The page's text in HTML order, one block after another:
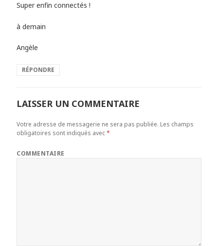
Super enfin connectés !
à demain
Angèle
RÉPONDRE
LAISSER UN COMMENTAIRE
Votre adresse de messagerie ne sera pas publiée. Les champs
obligatoires sont indiqués avec*
COMMENTAIRE